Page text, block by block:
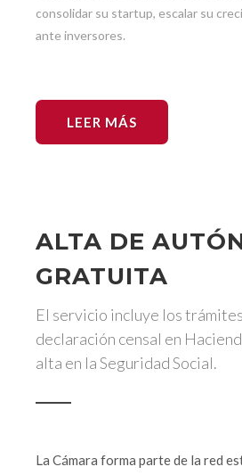
consolidar su startup, escalar su
ante inversores.
LEER MÁS
ALTA DE
GRATUITA
El servicio incluye los
declaración censal en
alta en la Seguridad Social.
La Cámara forma parte de la red